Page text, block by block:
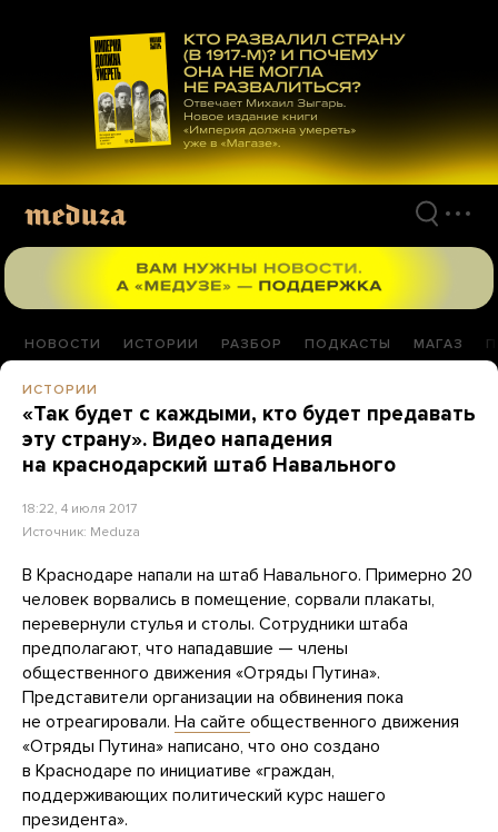
материалам
НОВОСТИ ИСТОРИИ РАЗБОР ПОДКАСТЫ МАГАЗ
ИСТОРИИ
«Так будет с каждыми, кто будет предавать
эту страну». Видео нападения
на краснодарский штаб Навального
18:22, 4 июля 2017
Источник: Meduza
В Краснодаре напали на штаб Навального. Примерно 20
человек ворвались в помещение, сорвали плакаты,
перевернули стулья и столы. Сотрудники штаба
предполагают, что нападавшие — члены
общественного движения «Отряды Путина».
Представители организации на обвинения пока
не отреагировали. На сайте общественного движения
«Отряды Путина» написано, что оно создано
в Краснодаре по инициативе «граждан,
поддерживающих политический курс нашего
президента».